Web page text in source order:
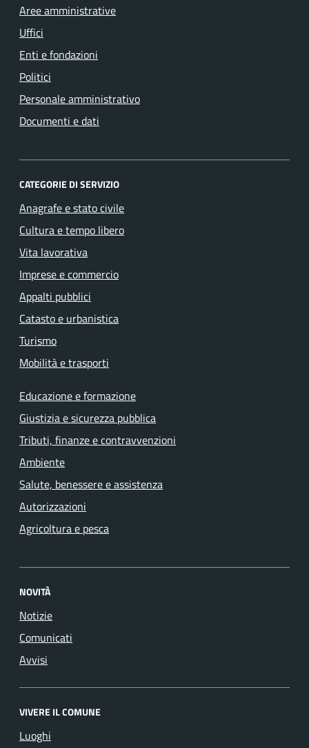
Aree amministrative
Uffici
Enti e fondazioni
Politici
Personale amministrativo
Documenti e dati
CATEGORIE DI SERVIZIO
Anagrafe e stato civile
Cultura e tempo libero
Vita lavorativa
Imprese e commercio
Appalti pubblici
Catasto e urbanistica
Turismo
Mobilità e trasporti
Educazione e formazione
Giustizia e sicurezza pubblica
Tributi, finanze e contravvenzioni
Ambiente
Salute, benessere e assistenza
Autorizzazioni
Agricoltura e pesca
NOVITÀ
Notizie
Comunicati
Avvisi
VIVERE IL COMUNE
Luoghi